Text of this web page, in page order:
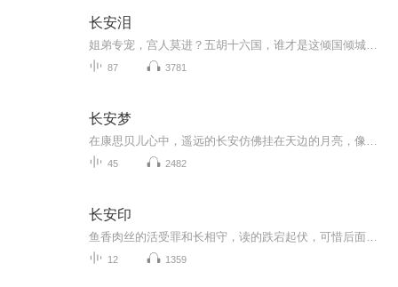
长安泪
87 3781
长安梦
45 2482
长安印
12 1359